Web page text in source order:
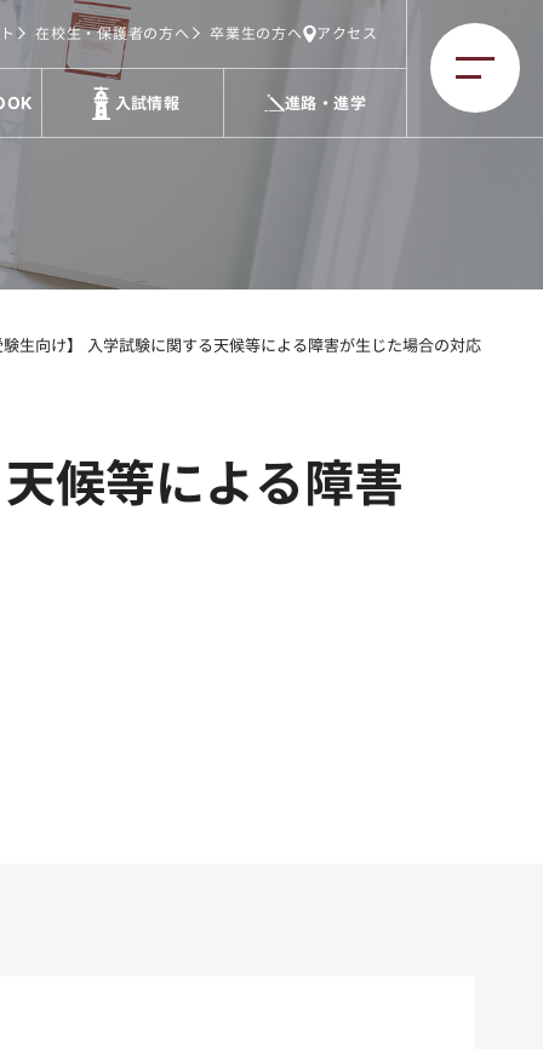
在校生・保護者の方へ 卒業生の方へ アクセス
入試情報 進路・進学
生向け】 入学試験に関する天候等による障害が生じた場合の対応
候等による障害